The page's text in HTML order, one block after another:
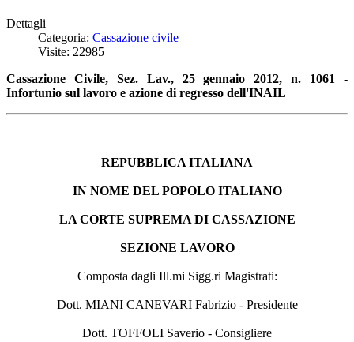
Dettagli
Categoria: Cassazione civile
Visite: 22985
Cassazione Civile, Sez. Lav., 25 gennaio 2012, n. 1061 -
Infortunio sul lavoro e azione di regresso dell'INAIL
REPUBBLICA ITALIANA
IN NOME DEL POPOLO ITALIANO
LA CORTE SUPREMA DI CASSAZIONE
SEZIONE LAVORO
Composta dagli Ill.mi Sigg.ri Magistrati:
Dott. MIANI CANEVARI Fabrizio - Presidente
Dott. TOFFOLI Saverio - Consigliere